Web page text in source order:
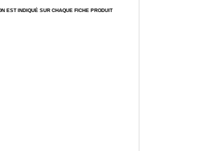
EST INDIQUÉ SUR CHAQUE FICHE PRODUIT